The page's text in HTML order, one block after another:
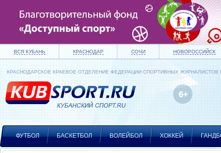
ВСЯ КУБАНЬ КРАСНОДАР СОЧИ НОВОРОССИЙСК
КРАСНОДАРСКОЕ КРАЕВОЕ ОТДЕЛЕНИЕ ФЕДЕРАЦИИ СПОРТИВНЫХ ЖУРНАЛИСТОВ
ФУТБОЛ БАСКЕТБОЛ ВОЛЕЙБОЛ ХОККЕЙ